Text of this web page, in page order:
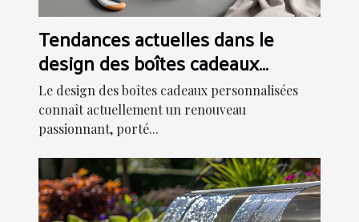
Tendances actuelles dans le
design des boîtes cadeaux
personnalisées
Le design des boîtes cadeaux personnalisées
connaît actuellement un renouveau
passionnant, porté...